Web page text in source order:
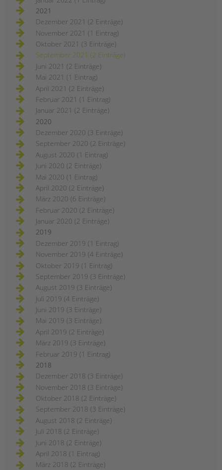
2021
Dezember 2021 (2 Einträge)
November 2021 (1 Eintrag)
Oktober 2021 (3 Einträge)
September 2021 (2 Einträge)
Juni 2021 (2 Einträge)
Mai 2021 (1 Eintrag)
April 2021 (2 Einträge)
Februar 2021 (1 Eintrag)
Januar 2021 (2 Einträge)
2020
Dezember 2020 (3 Einträge)
September 2020 (2 Einträge)
August 2020 (1 Eintrag)
Juni 2020 (2 Einträge)
Mai 2020 (1 Eintrag)
April 2020 (2 Einträge)
März 2020 (6 Einträge)
Februar 2020 (2 Einträge)
Januar 2020 (2 Einträge)
2019
Dezember 2019 (1 Eintrag)
November 2019 (4 Einträge)
Oktober 2019 (1 Eintrag)
September 2019 (3 Einträge)
August 2019 (3 Einträge)
Juli 2019 (4 Einträge)
Juni 2019 (3 Einträge)
Mai 2019 (3 Einträge)
April 2019 (2 Einträge)
März 2019 (3 Einträge)
Februar 2019 (1 Eintrag)
2018
Dezember 2018 (3 Einträge)
November 2018 (3 Einträge)
Oktober 2018 (2 Einträge)
September 2018 (3 Einträge)
August 2018 (2 Einträge)
Juli 2018 (2 Einträge)
Juni 2018 (2 Einträge)
April 2018 (1 Eintrag)
März 2018 (2 Einträge)